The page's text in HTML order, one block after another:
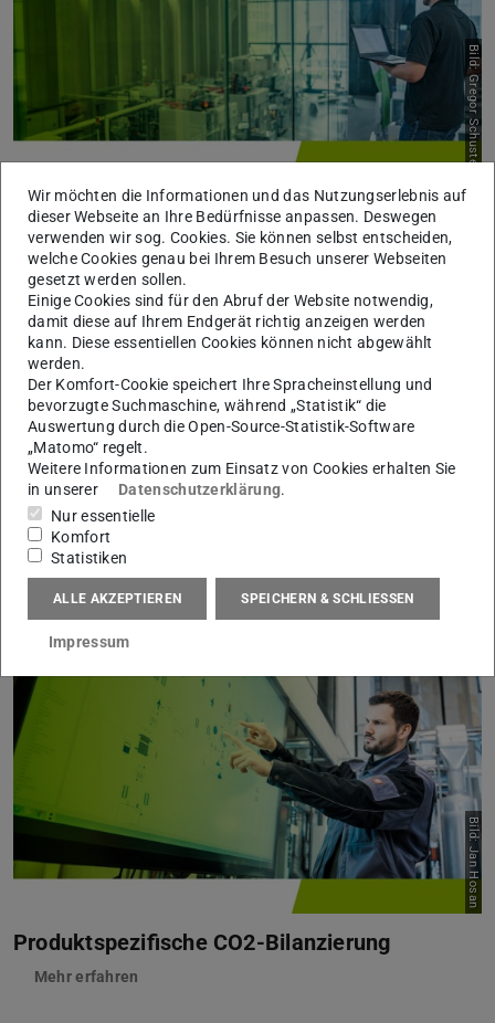
Bild: Gregor Schuster
KI für das Energiemanagement
Mehr erfahren
Strategien für die klimaneutrale Produktion
Mehr erfahren
Bild: Jan Hosan
Produktspezifische CO2-Bilanzierung
Mehr erfahren
Wir möchten die Informationen und das Nutzungserlebnis auf
dieser Webseite an Ihre Bedürfnisse anpassen. Deswegen
verwenden wir sog. Cookies. Sie können selbst entscheiden,
welche Cookies genau bei Ihrem Besuch unserer Webseiten
gesetzt werden sollen.
Einige Cookies sind für den Abruf der Website notwendig,
damit diese auf Ihrem Endgerät richtig anzeigen werden
kann. Diese essentiellen Cookies können nicht abgewählt
werden.
Der Komfort-Cookie speichert Ihre Spracheinstellung und
bevorzugte Suchmaschine, während „Statistik“ die
Auswertung durch die Open-Source-Statistik-Software
„Matomo“ regelt.
Weitere Informationen zum Einsatz von Cookies erhalten Sie
in unserer
Datenschutzerklärung.
Nur essentielle
Komfort
Statistiken
ALLE AKZEPTIEREN SPEICHERN & SCHLIESSEN
Impressum